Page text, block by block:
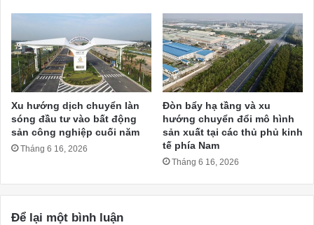
Xu hướng dịch chuyển làn
sóng đầu tư vào bất động
sản công nghiệp cuối năm
Tháng 6 16, 2026
Đòn bẩy hạ tầng và xu
hướng chuyển đổi mô hình
sản xuất tại các thủ phủ kinh
tế phía Nam
Tháng 6 16, 2026
Để lại một bình luận